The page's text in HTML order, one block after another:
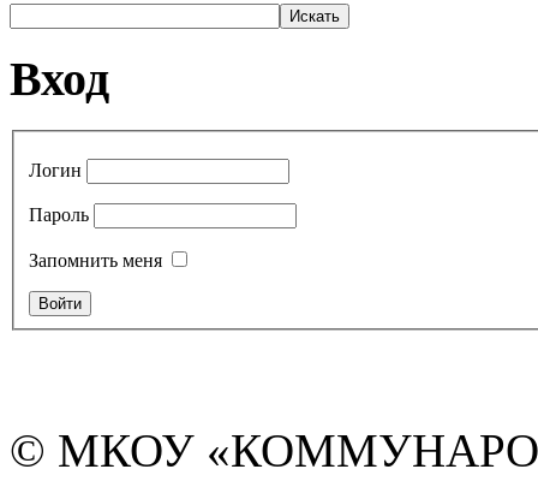
Вход
Логин
Пароль
Запомнить меня
© МКОУ